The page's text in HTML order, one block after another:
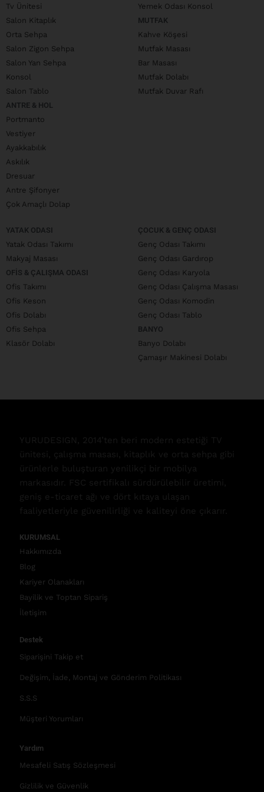
Tv Ünitesi
Salon Kitaplık
Orta Sehpa
Salon Zigon Sehpa
Salon Yan Sehpa
Konsol
Salon Tablo
ANTRE & HOL
Portmanto
Vestiyer
Ayakkabılık
Askılık
Dresuar
Antre Şifonyer
Çok Amaçlı Dolap
Yemek Odası Konsol
MUTFAK
Kahve Köşesi
Mutfak Masası
Bar Masası
Mutfak Dolabı
Mutfak Duvar Rafı
YATAK ODASI
Yatak Odası Takımı
Makyaj Masası
OFIS & ÇALIŞMA ODASI
Ofis Takımı
Ofis Keson
Ofis Dolabı
Ofis Sehpa
Klasör Dolabı
ÇOCUK & GENÇ ODASI
Genç Odası Takımı
Genç Odası Gardırop
Genç Odası Karyola
Genç Odası Çalışma Masası
Genç Odası Komodin
Genç Odası Tablo
BANYO
Banyo Dolabı
Çamaşır Makinesi Dolabı
YURUDESIGN, 2014’ten beri modern estetiği TV
ünitesi, çalışma masası, kitaplık ve orta sehpa gibi
ürünlerle buluşturan yenilikçi bir mobilya
markasıdır. FSC sertifikalı sürdürülebilir üretimi,
geniş e-ticaret ağı ve dört kıtaya ulaşan
faaliyetleriyle güvenilirliği ve kaliteyi öne çıkarır.
KURUMSAL
Hakkımızda
Blog
Kariyer Olanakları
Bayilik ve Toptan Sipariş
İletişim
Destek
Siparişini Takip et
Değişim, İade, Montaj ve Gönderim Politikası
S.S.S
Müşteri Yorumları
Yardım
Mesafeli Satış Sözleşmesi
Gizlilik ve Güvenlik